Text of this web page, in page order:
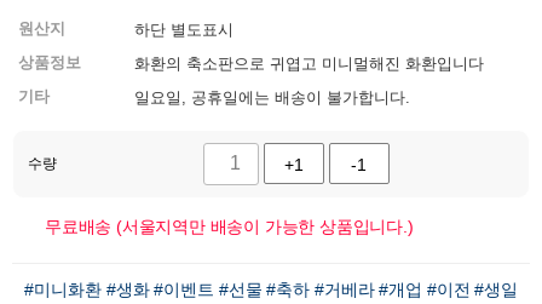
원산지
하단 별도표시
상품정보
화환의 축소판으로 귀엽고 미니멀해진 화환입니다
기타
일요일, 공휴일에는 배송이 불가합니다.
수량 +1 -1
무료배송 (서울지역만 배송이 가능한 상품입니다.)
#미니화환 #생화 #이벤트 #선물 #축하 #거베라 #개업 #이전 #생일